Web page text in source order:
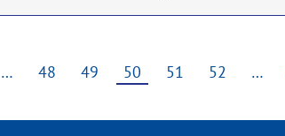
… 48 49 50 51 52 …